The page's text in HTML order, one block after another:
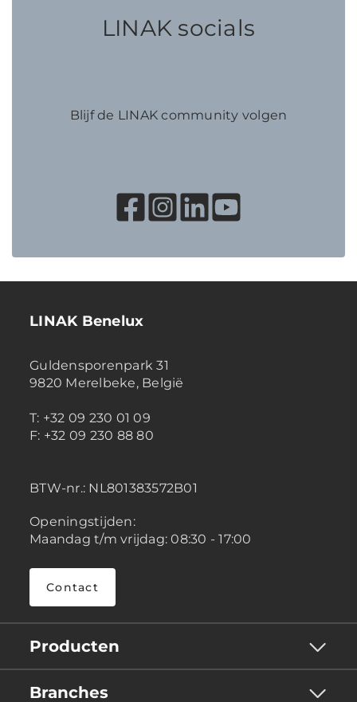
LINAK socials
Blijf de LINAK community volgen
LINAK Benelux
Guldensporenpark 31
9820 Merelbeke, België
T: +32 09 230 01 09
F: +32 09 230 88 80
BTW-nr.: NL801383572B01
Openingstijden:
Maandag t/m vrijdag: 08:30 - 17:00
Contact
Producten
Branches